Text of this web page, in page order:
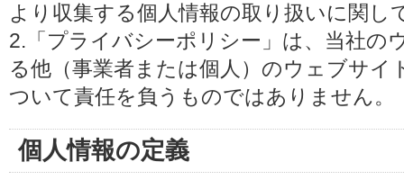
より収集する個人情報の取り扱いに関し
2.「プライバシーポリシー」は、当社の
る他（事業者または個人）のウェブサイ
ついて責任を負うものではありません。
個人情報の定義